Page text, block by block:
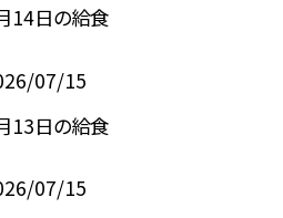
14日の給食
07/15
13日の給食
07/15